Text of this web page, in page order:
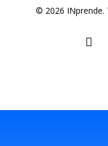
© 2026 INprende.